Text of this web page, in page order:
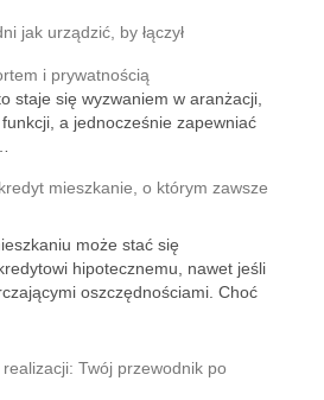
jak urządzić, by łączył
i prywatnością
staje się wyzwaniem w aranżacji,
a jednocześnie zapewniać
mieszkanie, o którym zawsze
może stać się
hipotecznemu, nawet jeśli
oszczędnościami. Choć
Twój przewodnik po